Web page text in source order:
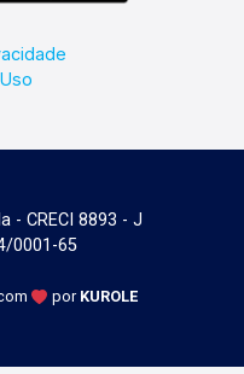
- CRECI 8893 - J
0001-65
por KUROLE